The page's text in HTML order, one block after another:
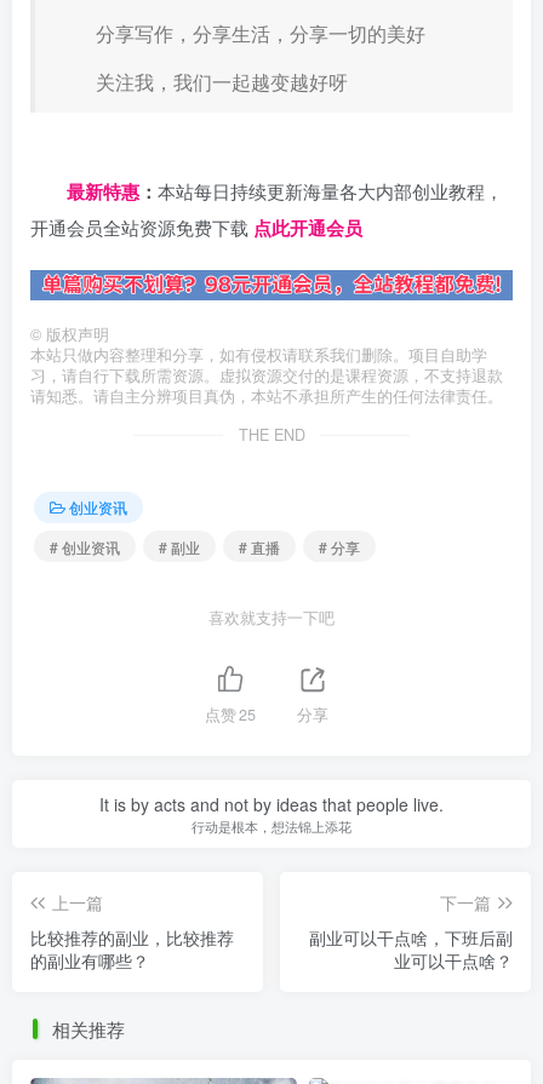
分享写作，分享生活，分享一切的美好
关注我，我们一起越变越好呀
最新特惠 ： 本站每日持续更新海量各大内部创业教程，
开通会员全站资源免费下载 点此开通会员
© 版权声明
本站只做内容整理和分享，如有侵权请联系我们删除。项目自助学
习，请自行下载所需资源。虚拟资源交付的是课程资源，不支持退款
请知悉。请自主分辨项目真伪，本站不承担所产生的任何法律责任。
THE END
创业资讯
# 创业资讯
# 副业 # 直播 # 分享
喜欢就支持一下吧
点赞25 分享
It is by acts and not by ideas that people live.
行动是根本，想法锦上添花
上一篇
比较推荐的副业，比较推荐
的副业有哪些？
下一篇
副业可以干点啥，下班后副
业可以干点啥？
相关推荐